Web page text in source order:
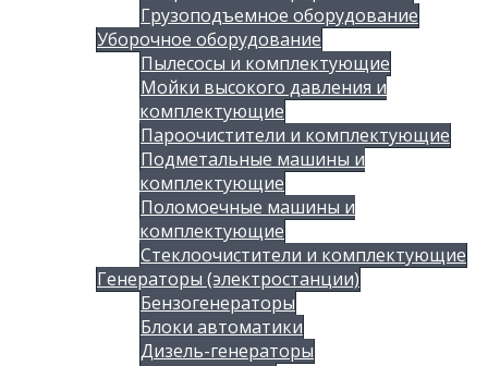
Грузоподъемное оборудование
Уборочное оборудование
Пылесосы и комплектующие
Мойки высокого давления и
комплектующие
Пароочистители и комплектующие
Подметальные машины и
комплектующие
Поломоечные машины и
комплектующие
Стеклоочистители и комплектующие
Генераторы (электростанции)
Бензогенераторы
Блоки автоматики
Дизель-генераторы